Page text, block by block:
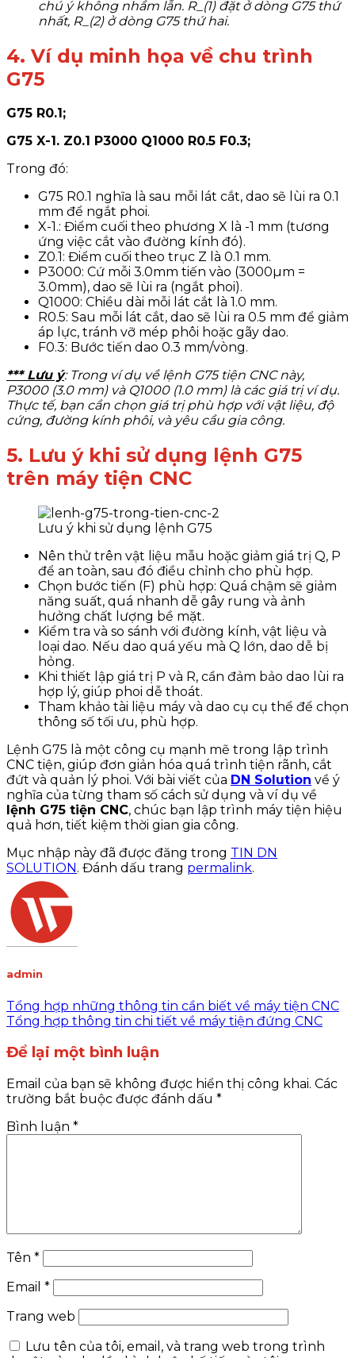
chú ý không nhầm lẫn. R_(1) đặt ở dòng G75 thứ
nhất, R_(2) ở dòng G75 thứ hai.
4. Ví dụ minh họa về chu trình
G75
G75 R0.1;
G75 X-1. Z0.1 P3000 Q1000 R0.5 F0.3;
Trong đó:
G75 R0.1 nghĩa là sau mỗi lát cắt, dao sẽ lùi ra 0.1
mm để ngắt phoi.
X-1.: Điểm cuối theo phương X là -1 mm (tương
ứng việc cắt vào đường kính đó).
Z0.1: Điểm cuối theo trục Z là 0.1 mm.
P3000: Cứ mỗi 3.0mm tiến vào (3000µm =
3.0mm), dao sẽ lùi ra (ngắt phoi).
Q1000: Chiều dài mỗi lát cắt là 1.0 mm.
R0.5: Sau mỗi lát cắt, dao sẽ lùi ra 0.5 mm để giảm
áp lực, tránh vỡ mép phôi hoặc gãy dao.
F0.3: Bước tiến dao 0.3 mm/vòng.
*** Lưu ý: Trong ví dụ về lệnh G75 tiện CNC này,
P3000 (3.0 mm) và Q1000 (1.0 mm) là các giá trị ví dụ.
Thực tế, bạn cần chọn giá trị phù hợp với vật liệu, độ
cứng, đường kính phôi, và yêu cầu gia công.
5. Lưu ý khi sử dụng lệnh G75
trên máy tiện CNC
Lưu ý khi sử dụng lệnh G75
Nên thử trên vật liệu mẫu hoặc giảm giá trị Q, P
để an toàn, sau đó điều chỉnh cho phù hợp.
Chọn bước tiến (F) phù hợp: Quá chậm sẽ giảm
năng suất, quá nhanh dễ gây rung và ảnh
hưởng chất lượng bề mặt.
Kiểm tra và so sánh với đường kính, vật liệu và
loại dao. Nếu dao quá yếu mà Q lớn, dao dễ bị
hỏng.
Khi thiết lập giá trị P và R, cần đảm bảo dao lùi ra
hợp lý, giúp phoi dễ thoát.
Tham khảo tài liệu máy và dao cụ cụ thể để chọn
thông số tối ưu, phù hợp.
Lệnh G75 là một công cụ mạnh mẽ trong lập trình
CNC tiện, giúp đơn giản hóa quá trình tiện rãnh, cắt
đứt và quản lý phoi. Với bài viết của DN Solution về ý
nghĩa của từng tham số cách sử dụng và ví dụ về
lệnh G75 tiện CNC, chúc bạn lập trình máy tiện hiệu
quả hơn, tiết kiệm thời gian gia công.
Mục nhập này đã được đăng trong TIN DN
SOLUTION . Đánh dấu trang permalink.
admin
Tổng hợp những thông tin cần biết về máy tiện CNC
Tổng hợp thông tin chi tiết về máy tiện đứng CNC
Để lại một bình luận
Email của bạn sẽ không được hiển thị công khai. Các
trường bắt buộc được đánh dấu *
Bình luận *
Tên *
Email *
Trang web
Lưu tên của tôi, email, và trang web trong trình